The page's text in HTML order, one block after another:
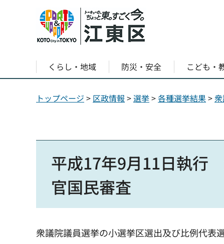
くらし・地域 防災・安全 こども・
トップページ > 区政情報 >選挙>各種選挙結果>
平成17年9月11日執行
官国民審査
衆議院議員選挙の小選挙区選出及び比例代表